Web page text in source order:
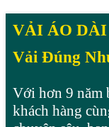
VẢI ÁO DÀI
Vải Đúng
Với hơn 9 năm
khách hàng